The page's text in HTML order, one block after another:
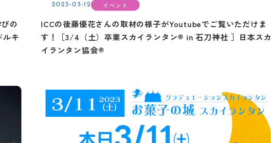
の
キ
2023-03-12 イベント
ICCの後藤優花さんの取材の様子がYoutubeでご覧いただけま
す！［3/4（土）卒業スカイランタン® in 石刀神社 ］日本スカ
イランタン協会®